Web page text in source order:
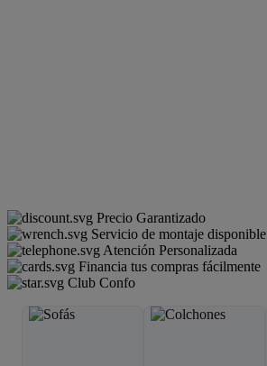
Precio Garantizado
Servicio de montaje disponible
Atención Personalizada
Financia tus compras fácilmente
Club Confo